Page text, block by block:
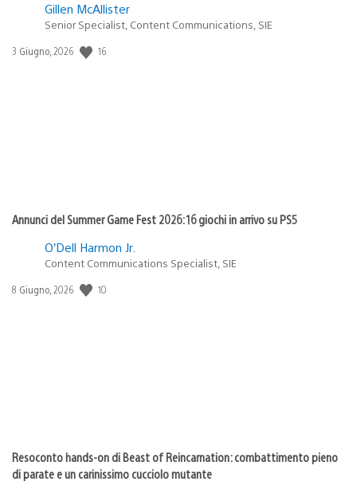
Gillen McAllister
Senior Specialist, Content Communications, SIE
Data
3 Giugno, 2026 16
Annunci del Summer Game Fest 2026: 16 giochi in arrivo su PS5
O’Dell Harmon Jr.
Content Communications Specialist, SIE
Data
8 Giugno, 2026 10
Resoconto hands-on di Beast of Reincarnation: combattimento pieno
di parate e un carinissimo cucciolo mutante